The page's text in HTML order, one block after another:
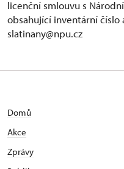
licenční smlouvu s
obsahující inventární číslo
slatinany@npu.cz
Domů
Akce
Zprávy